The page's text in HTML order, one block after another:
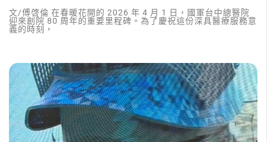
文/傅啓倫 在春暖花開的 2026 年 4 月 1 日，國軍台中總醫院
迎來創院 80 周年的重要里程碑。為了慶祝這份深具醫療服務意
義的時刻，